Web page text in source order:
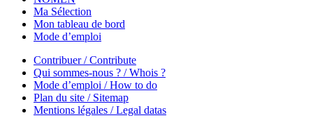
Ma Sélection
Mon tableau de bord
Mode d’emploi
Contribuer / Contribute
Qui sommes-nous ? / Whois ?
Mode d’emploi / How to do
Plan du site / Sitemap
Mentions légales / Legal datas